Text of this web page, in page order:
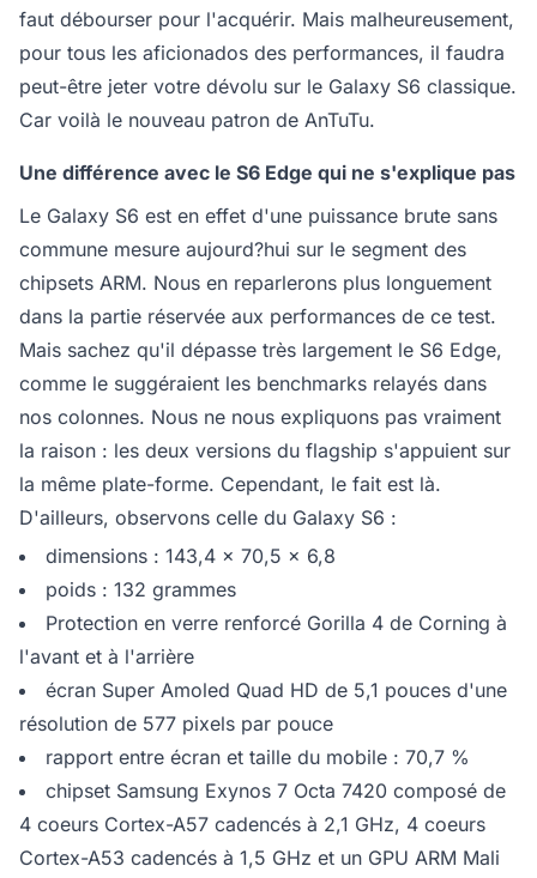
faut débourser pour l'acquérir. Mais malheureusement,
pour tous les aficionados des performances, il faudra
peut-être jeter votre dévolu sur le Galaxy S6 classique.
Car voilà le nouveau patron de AnTuTu.
Une différence avec le S6 Edge qui ne s'explique pas
Le Galaxy S6 est en effet d'une puissance brute sans
commune mesure aujourd?hui sur le segment des
chipsets ARM. Nous en reparlerons plus longuement
dans la partie réservée aux performances de ce test.
Mais sachez qu'il dépasse très largement le S6 Edge,
comme le suggéraient les benchmarks relayés dans
nos colonnes. Nous ne nous expliquons pas vraiment
la raison : les deux versions du flagship s'appuient sur
la même plate-forme. Cependant, le fait est là.
D'ailleurs, observons celle du Galaxy S6 :
dimensions : 143,4 x 70,5 x 6,8
poids : 132 grammes
Protection en verre renforcé Gorilla 4 de Corning à
l'avant et à l'arrière
écran Super Amoled Quad HD de 5,1 pouces d'une
résolution de 577 pixels par pouce
rapport entre écran et taille du mobile : 70,7 %
chipset Samsung Exynos 7 Octa 7420 composé de
4 coeurs Cortex-A57 cadencés à 2,1 GHz, 4 coeurs
Cortex-A53 cadencés à 1,5 GHz et un GPU ARM Mali